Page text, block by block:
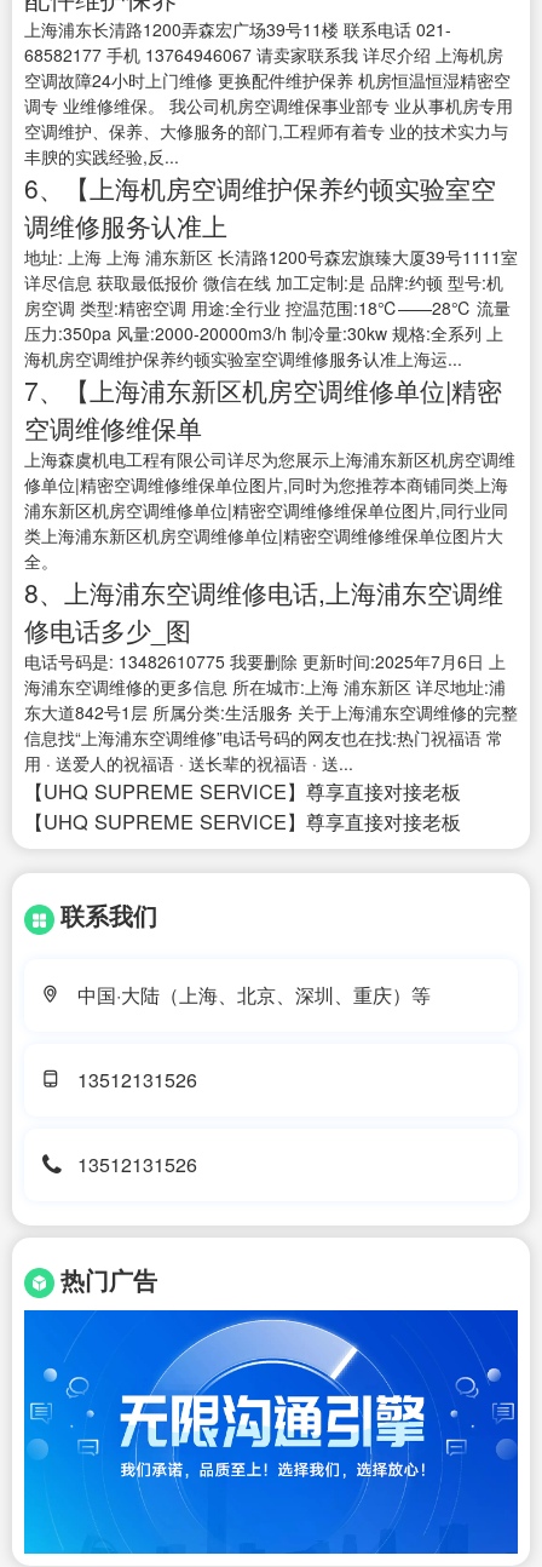
上海浦东长清路1200弄森宏广场39号11楼 联系电话 021-
68582177 手机 13764946067 请卖家联系我 详尽介绍 上海机房
空调故障24小时上门维修 更换配件维护保养 机房恒温恒湿精密空
调专 业维修维保。 我公司机房空调维保事业部专 业从事机房专用
空调维护、保养、大修服务的部门,工程师有着专 业的技术实力与
丰腴的实践经验,反...
6、【上海机房空调维护保养约顿实验室空
调维修服务认准上
地址: 上海 上海 浦东新区 长清路1200号森宏旗臻大厦39号1111室
详尽信息 获取最低报价 微信在线 加工定制:是 品牌:约顿 型号:机
房空调 类型:精密空调 用途:全行业 控温范围:18℃——28℃ 流量
压力:350pa 风量:2000-20000m3/h 制冷量:30kw 规格:全系列 上
海机房空调维护保养约顿实验室空调维修服务认准上海运...
7、【上海浦东新区机房空调维修单位|精密
空调维修维保单
上海森虞机电工程有限公司详尽为您展示上海浦东新区机房空调维
修单位|精密空调维修维保单位图片,同时为您推荐本商铺同类上海
浦东新区机房空调维修单位|精密空调维修维保单位图片,同行业同
类上海浦东新区机房空调维修单位|精密空调维修维保单位图片大
全。
8、上海浦东空调维修电话,上海浦东空调维
修电话多少_图
电话号码是: 13482610775 我要删除 更新时间:2025年7月6日 上
海浦东空调维修的更多信息 所在城市:上海 浦东新区 详尽地址:浦
东大道842号1层 所属分类:生活服务 关于上海浦东空调维修的完整
信息找“上海浦东空调维修”电话号码的网友也在找:热门祝福语 常
用 · 送爱人的祝福语 · 送长辈的祝福语 · 送...
【UHQ SUPREME SERVICE】尊享直接对接老板
【UHQ SUPREME SERVICE】尊享直接对接老板
联系我们
中国·大陆（上海、北京、深圳、重庆）等
13512131526
13512131526
热门广告